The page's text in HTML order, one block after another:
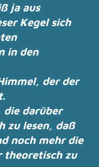
ja aus
Kegel sich
in den
der der
die darüber
zu lesen, daß
noch mehr die
theoretisch zu